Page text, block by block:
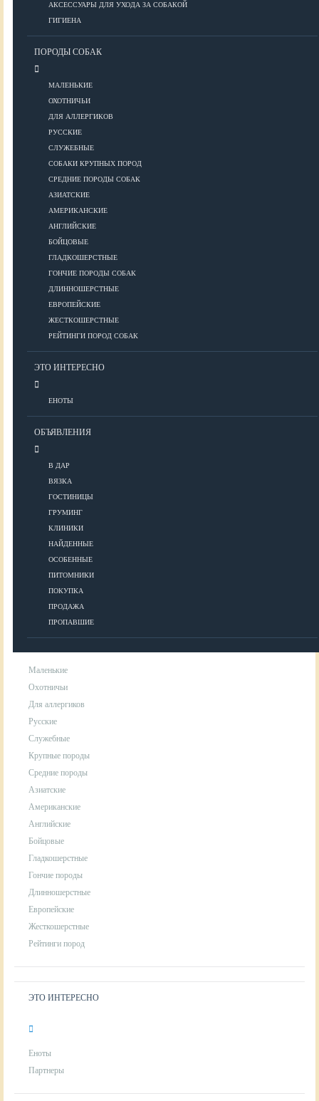
АКСЕССУАРЫ ДЛЯ УХОДА ЗА СОБАКОЙ
ГИГИЕНА
ПОРОДЫ СОБАК
МАЛЕНЬКИЕ
ОХОТНИЧЬИ
ДЛЯ АЛЛЕРГИКОВ
РУССКИЕ
СЛУЖЕБНЫЕ
СОБАКИ КРУПНЫХ ПОРОД
СРЕДНИЕ ПОРОДЫ СОБАК
АЗИАТСКИЕ
АМЕРИКАНСКИЕ
АНГЛИЙСКИЕ
БОЙЦОВЫЕ
ГЛАДКОШЕРСТНЫЕ
ГОНЧИЕ ПОРОДЫ СОБАК
ДЛИННОШЕРСТНЫЕ
ЕВРОПЕЙСКИЕ
ЖЕСТКОШЕРСТНЫЕ
РЕЙТИНГИ ПОРОД СОБАК
ЭТО ИНТЕРЕСНО
ЕНОТЫ
ОБЪЯВЛЕНИЯ
В ДАР
ВЯЗКА
ГОСТИНИЦЫ
ГРУМИНГ
КЛИНИКИ
НАЙДЕННЫЕ
ОСОБЕННЫЕ
ПИТОМНИКИ
ПОКУПКА
ПРОДАЖА
ПРОПАВШИЕ
Кожные заболевания
Прочие болезни
Препараты
ВОСПИТАНИЕ
КОРМА
Корма холистик класса
Корма эконом класса
Кормление щенков
Диетическое и лечебное кормление
УХОД
Гигиена
Уход за шерстью
Аксессуары для ухода за собакой
Маленькие
Охотничьи
Для аллергиков
Русские
Служебные
Крупные породы
Средние породы
Азиатские
Американские
Английские
Бойцовые
Гладкошерстные
Гончие породы
Длинношерстные
Европейские
Жесткошерстные
Рейтинги пород
ЭТО ИНТЕРЕСНО
Еноты
Партнеры